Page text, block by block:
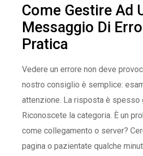
Come Gestire Ad
Messaggio Di
Pratica
Vedere un errore non deve
nostro consiglio è semplice:
attenzione. La risposta è spesso
Riconoscete la categoria. È un
come collegamento o server?
pagina o pazientate qualche